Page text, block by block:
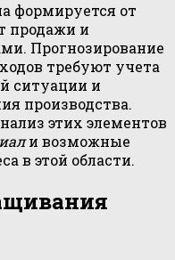
формируется от
продажи и
Прогнозирование
требуют учета
ситуации и
производства.
этих элементов
и возможные
в этой области.